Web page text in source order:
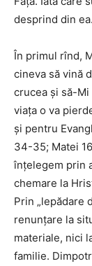
desprind din ea.
În primul rînd,
cineva să vină
crucea şi să-
viaţa o va
şi pentru
34-35; Matei
înţelegem prin
chemare la
Prin „lepădare
renunţare la
materiale, nici
familie.